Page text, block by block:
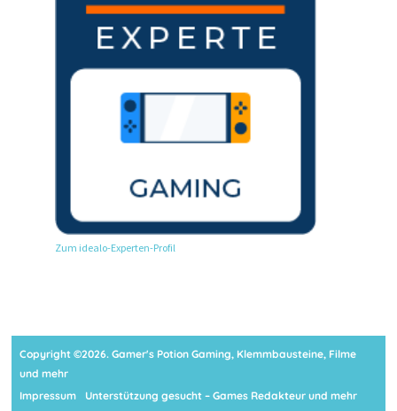
Zum idealo-Experten-Profil
Copyright ©2026. Gamer's Potion Gaming, Klemmbausteine, Filme
und mehr
Impressum
Unterstützung gesucht – Games Redakteur und mehr